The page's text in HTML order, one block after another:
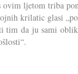
ljetom triba
krilatic glasi
tim da ju sami